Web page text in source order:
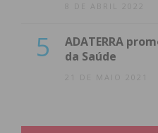
8 DE ABRIL 2022
5
ADATERRA
da Saúde
21 DE MAIO 2021